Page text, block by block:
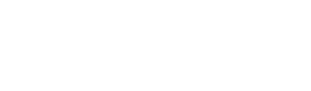
: 4,93 sur 5